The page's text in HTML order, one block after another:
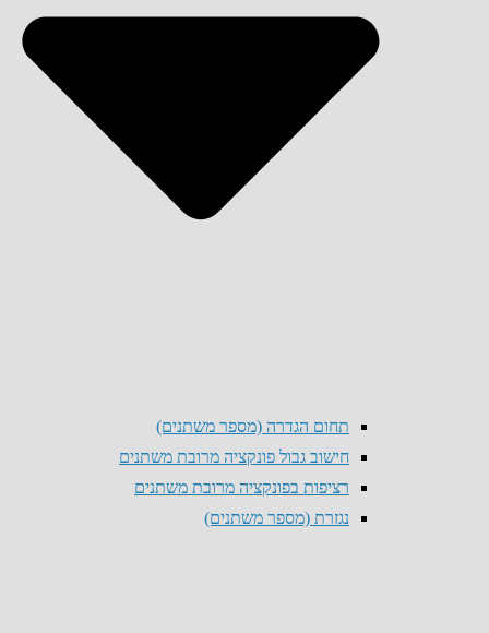
תחום הגדרה (מספר משתנים)
חישוב גבול פונקציה מרובת משתנים
רציפות בפונקציה מרובת משתנים
נגזרת (מספר משתנים)